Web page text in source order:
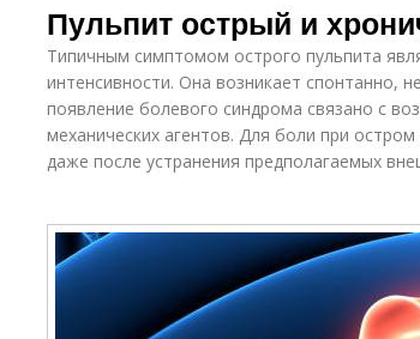
Пульпит острый и
Типичным симптомом острого пульпита
интенсивности. Она возникает спонтанно,
появление болевого синдрома связано с
механических агентов. Для боли при
даже после устранения предполагаемых